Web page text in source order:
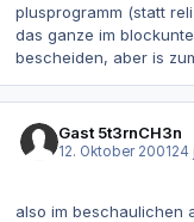
plusprogramm (statt
das ganze im
bescheiden, aber is
Gast 5t3rnCH3n
12. Oktober 2001 24 j
also im beschaulichen